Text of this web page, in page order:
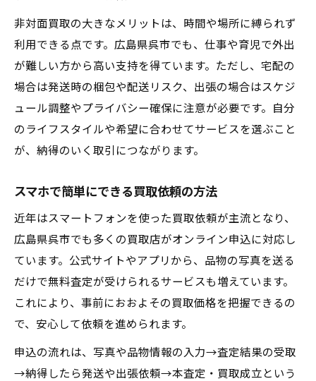
非対面買取の大きなメリットは、時間や場所に縛られず
利用できる点です。広島県呉市でも、仕事や育児で外出
が難しい方から高い支持を得ています。ただし、宅配の
場合は発送時の梱包や配送リスク、出張の場合はスケジ
ュール調整やプライバシー確保に注意が必要です。自分
のライフスタイルや希望に合わせてサービスを選ぶこと
が、納得のいく取引につながります。
スマホで簡単にできる買取依頼の方法
近年はスマートフォンを使った買取依頼が主流となり、
広島県呉市でも多くの買取店がオンライン申込に対応し
ています。公式サイトやアプリから、品物の写真を送る
だけで無料査定が受けられるサービスも増えています。
これにより、事前におおよその買取価格を把握できるの
で、安心して依頼を進められます。
申込の流れは、写真や品物情報の入力→査定結果の受取
→納得したら発送や出張依頼→本査定・買取成立という